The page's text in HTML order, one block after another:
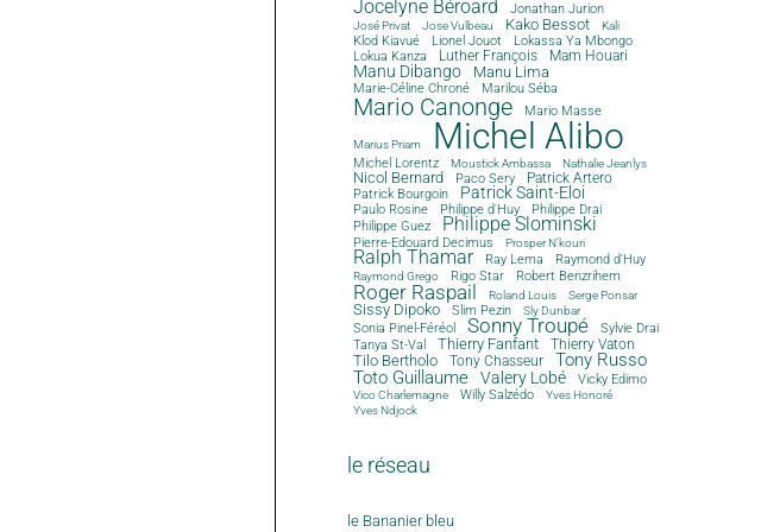
Jocelyne Béroard Jonathan Jurion
José Privat Jose Vulbeau Kako Bessot Kali
Klod Kiavué Lionel Jouot
Lokassa Ya Mbongo
Lokua Kanza
Luther François Mam Houari
Manu Dibango Manu Lima
Marie-Céline Chroné Marilou Séba
Mario Canonge Mario Masse
Marius Priam Michel Alibo
Michel Lorentz Moustick Ambassa Nathalie Jeanlys
Nicol Bernard Paco Sery
Patrick Artero
Patrick Bourgoin
Patrick Saint-Eloi
Paulo Rosine Philippe d'Huy
Philippe Drai
Philippe Guez
Philippe Slominski
Pierre-Edouard Decimus Prosper N'kouri
Ralph Thamar Ray Lema Raymond d'Huy
Raymond Grego Rigo Star Robert Benzrihem
Roger Raspail Roland Louis Serge Ponsar
Sissy Dipoko Slim Pezin Sly Dunbar
Sonia Pinel-Féréol Sonny Troupé Sylvie Drai
Tanya St-Val Thierry Fanfant Thierry Vaton
Tilo Bertholo Tony Chasseur
Tony Russo
Toto Guillaume
Valery Lobé Vicky Edimo
Vico Charlemagne Willy Salzédo
Yves Honoré
Yves Ndjock
le réseau
le Bananier bleu